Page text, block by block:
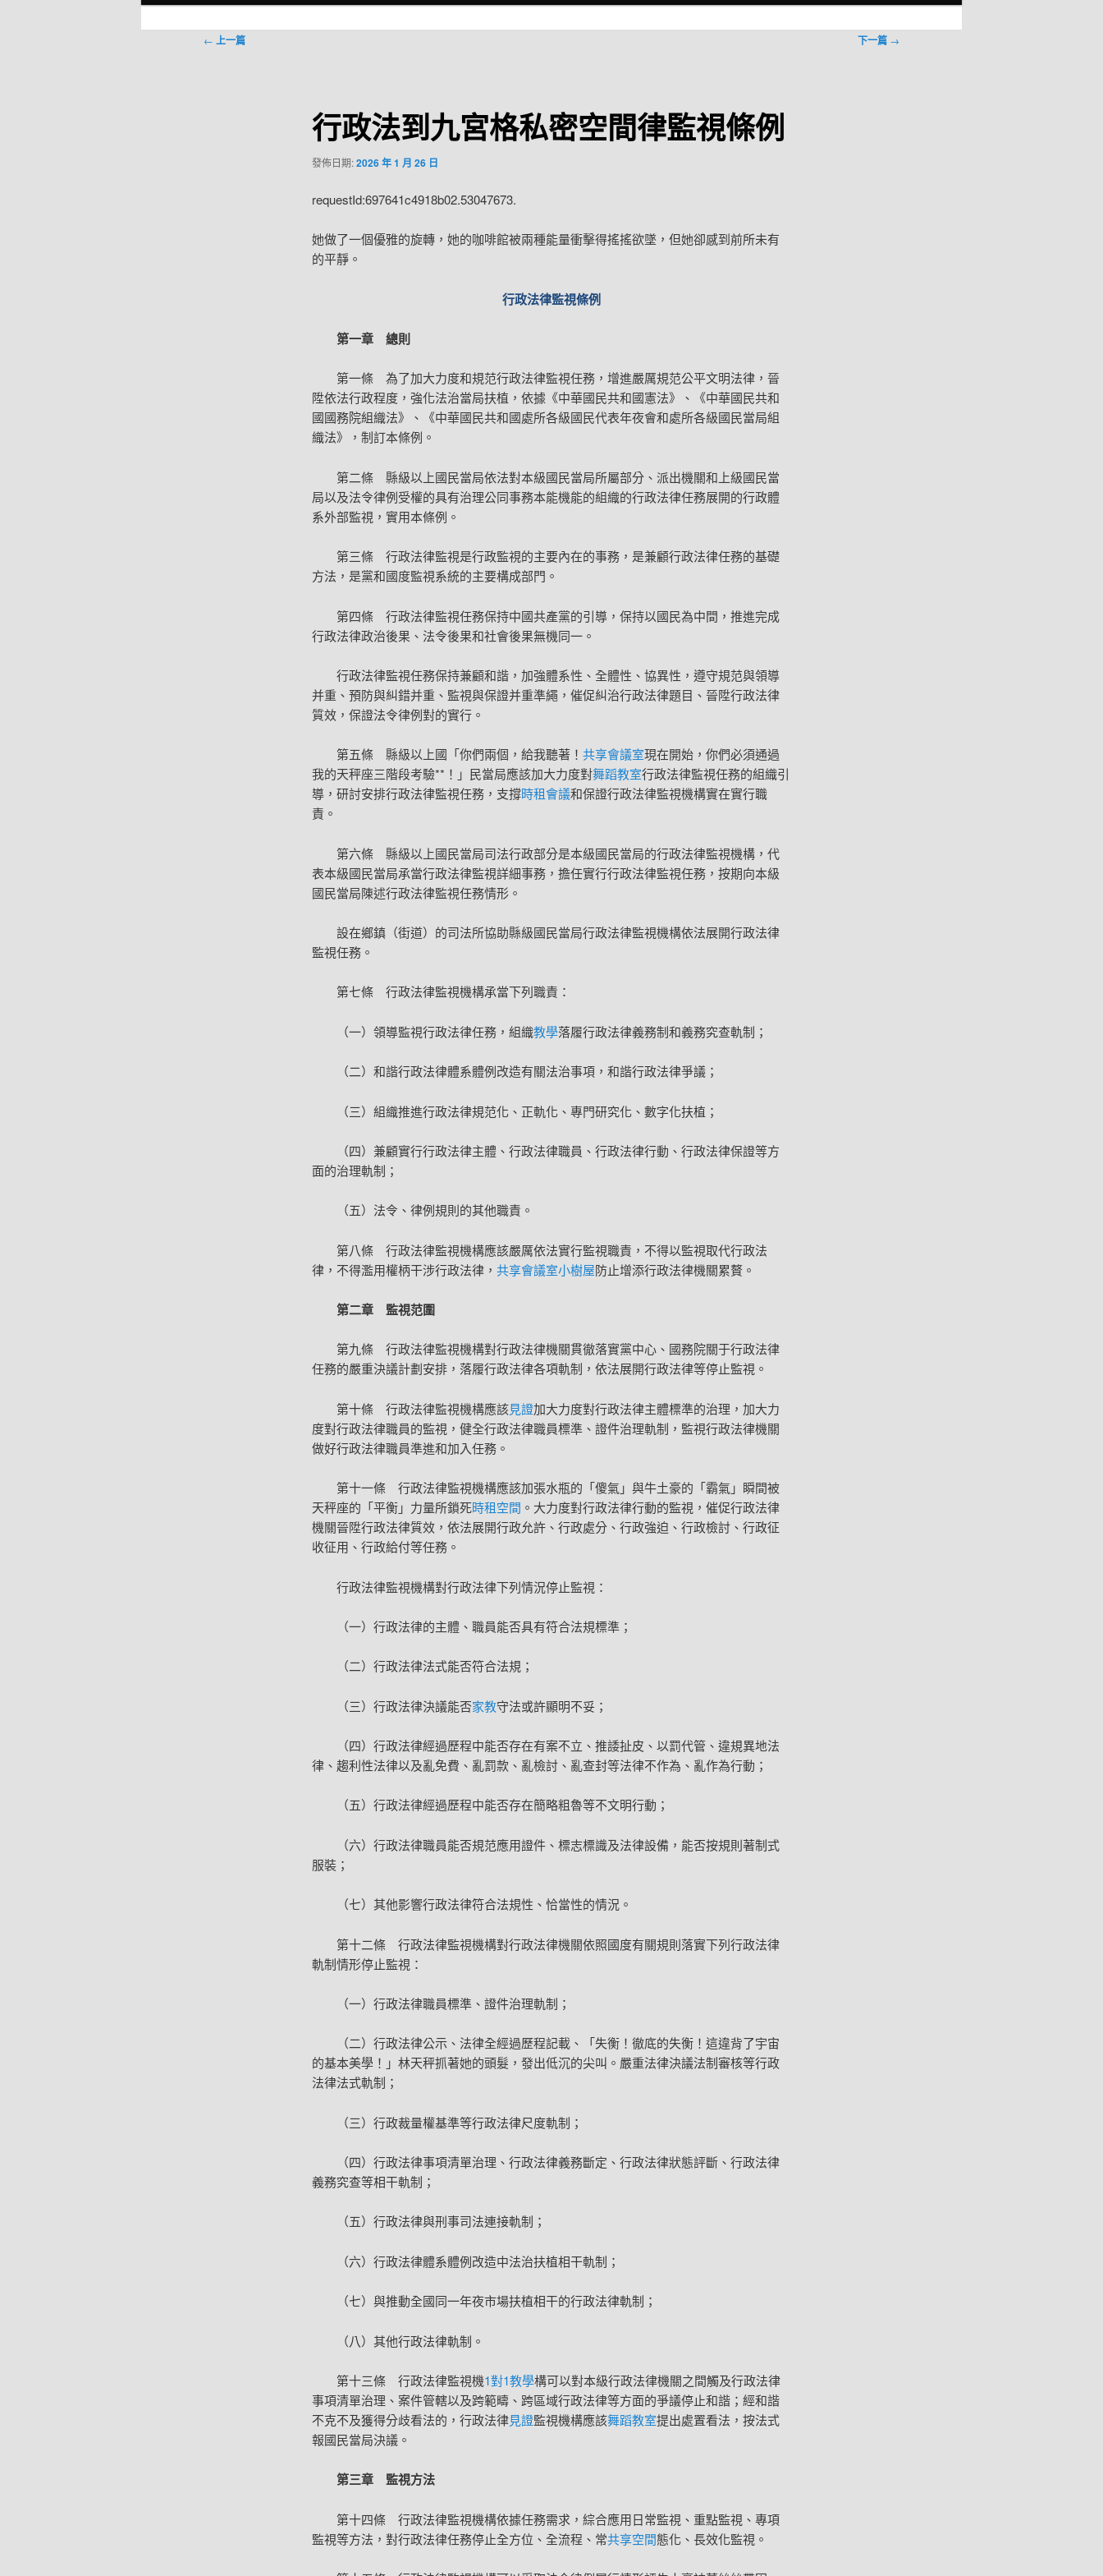
文
← 上一篇 下一篇 →
行政法到九宮格私密空間律監視條例
發佈日期:2026 年 1 月 26 日
requestId:697641c4918b02.53047673.
她做了一個優雅的旋轉，她的咖啡館被兩種能量衝擊得搖搖欲墜，但她卻感到前所未有
的平靜。
行政法律監視條例
第一章 總則
第一條 為了加大力度和規范行政法律監視任務，增進嚴厲規范公平文明法律，晉
陞依法行政程度，強化法治當局扶植，依據《中華國民共和國憲法》、《中華國民共和
國國務院組織法》、《中華國民共和國處所各級國民代表年夜會和處所各級國民當局組
織法》，制訂本條例。
第二條 縣級以上國民當局依法對本級國民當局所屬部分、派出機關和上級國民當
局以及法令律例受權的具有治理公同事務本能機能的組織的行政法律任務展開的行政體
系外部監視，實用本條例。
第三條 行政法律監視是行政監視的主要內在的事務，是兼顧行政法律任務的基礎
方法，是黨和國度監視系統的主要構成部門。
第四條 行政法律監視任務保持中國共產黨的引導，保持以國民為中間，推進完成
行政法律政治後果、法令後果和社會後果無機同一。
行政法律監視任務保持兼顧和諧，加強體系性、全體性、協異性，遵守規范與領導
并重、預防與糾錯并重、監視與保證并重準繩，催促糾治行政法律題目、晉陞行政法律
質效，保證法令律例對的實行。
第五條 縣級以上國「你們兩個，給我聽著！ 共享會議室現在開始，你們必須通過
我的天秤座三階段考驗**！」民當局應該加大力度對舞蹈教室行政法律監視任務的組織引
導，研討安排行政法律監視任務，支撐時租會議和保證行政法律監視機構實在實行職
責。
第六條 縣級以上國民當局司法行政部分是本級國民當局的行政法律監視機構，代
表本級國民當局承當行政法律監視詳細事務，擔任實行行政法律監視任務，按期向本級
國民當局陳述行政法律監視任務情形。
設在鄉鎮（街道）的司法所協助縣級國民當局行政法律監視機構依法展開行政法律
監視任務。
第七條 行政法律監視機構承當下列職責：
（一）領導監視行政法律任務，組織教學落履行政法律義務制和義務究查軌制；
（二）和諧行政法律體系體例改造有關法治事項，和諧行政法律爭議；
（三）組織推進行政法律規范化、正軌化、專門研究化、數字化扶植；
（四）兼顧實行行政法律主體、行政法律職員、行政法律行動、行政法律保證等方
面的治理軌制；
（五）法令、律例規則的其他職責。
第八條 行政法律監視機構應該嚴厲依法實行監視職責，不得以監視取代行政法
律，不得濫用權柄干涉行政法律， 共享會議室小樹屋防止增添行政法律機關累贅。
第二章 監視范圍
第九條 行政法律監視機構對行政法律機關貫徹落實黨中心、國務院關于行政法律
任務的嚴重決議計劃安排，落履行政法律各項軌制，依法展開行政法律等停止監視。
第十條 行政法律監視機構應該見證加大力度對行政法律主體標準的治理，加大力
度對行政法律職員的監視，健全行政法律職員標準、證件治理軌制，監視行政法律機關
做好行政法律職員準進和加入任務。
第十一條 行政法律監視機構應該加張水瓶的「傻氣」與牛土豪的「霸氣」瞬間被
天秤座的「平衡」力量所鎖死時租空間 。大力度對行政法律行動的監視，催促行政法律
機關晉陞行政法律質效，依法展開行政允許、行政處分、行政強迫、行政檢討、行政征
收征用、行政給付等任務。
行政法律監視機構對行政法律下列情況停止監視：
（一）行政法律的主體、職員能否具有符合法規標準；
（二）行政法律法式能否符合法規；
（三）行政法律決議能否家教守法或許顯明不妥；
（四）行政法律經過歷程中能否存在有案不立、推諉扯皮、以罰代管、違規異地法
律、趨利性法律以及亂免費、亂罰款、亂檢討、亂查封等法律不作為、亂作為行動；
（五）行政法律經過歷程中能否存在簡略粗魯等不文明行動；
（六）行政法律職員能否規范應用證件、標志標識及法律設備，能否按規則著制式
服裝；
（七）其他影響行政法律符合法規性、恰當性的情況。
第十二條 行政法律監視機構對行政法律機關依照國度有關規則落實下列行政法律
軌制情形停止監視：
（一）行政法律職員標準、證件治理軌制；
（二）行政法律公示、法律全經過歷程記載、「失衡！徹底的失衡！這違背了宇宙
的基本美學！」林天秤抓著她的頭髮，發出低沉的尖叫。嚴重法律決議法制審核等行政
法律法式軌制；
（三）行政裁量權基準等行政法律尺度軌制；
（四）行政法律事項清單治理、行政法律義務斷定、行政法律狀態評斷、行政法律
義務究查等相干軌制；
（五）行政法律與刑事司法連接軌制；
（六）行政法律體系體例改造中法治扶植相干軌制；
（七）與推動全國同一年夜市場扶植相干的行政法律軌制；
（八）其他行政法律軌制。
第十三條 行政法律監視機1對1教學構可以對本級行政法律機關之間觸及行政法律
事項清單治理、案件管轄以及跨範疇、跨區域行政法律等方面的爭議停止和諧；經和諧
不克不及獲得分歧看法的，行政法律見證監視機構應該舞蹈教室提出處置看法，按法式
報國民當局決議。
第三章 監視方法
第十四條 行政法律監視機構依據任務需求，綜合應用日常監視、重點監視、專項
監視等方法，對行政法律任務停止全方位、全流程、常共享空間態化、長效化監視。